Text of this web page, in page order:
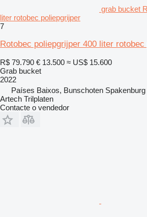
grab bucket
liter rotobec poliepgrijper
7
Rotobec poliepgrijper 400 liter
R$ 79.790 € 13.500 ≈ US$ 15.600
Grab bucket
2022
Países Baixos, Bunschoten Spakenburg
Artech Trilplaten
Contacte o vendedor